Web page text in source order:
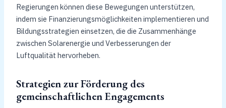
Regierungen können diese Bewegungen unterstützen,
indem sie Finanzierungsmöglichkeiten implementieren und
Bildungsstrategien einsetzen, die die Zusammenhänge
zwischen Solarenergie und Verbesserungen der
Luftqualität hervorheben.
Strategien zur Förderung des
gemeinschaftlichen Engagements